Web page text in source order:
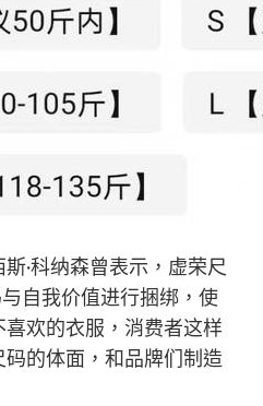
·科纳森曾表示，虚荣尺
自我价值进行捆绑，使
欢的衣服，消费者这样
的体面，和品牌们制造